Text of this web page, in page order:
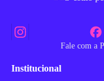
Fale com a
Institucional